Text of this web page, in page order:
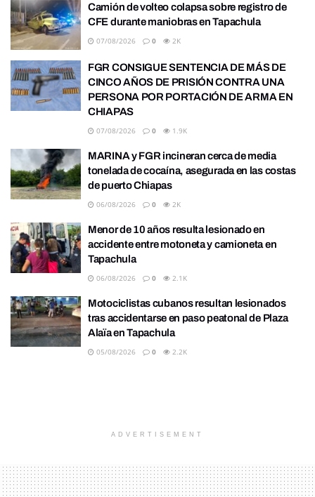
Camión de volteo colapsa sobre registro de
CFE durante maniobras en Tapachula
07/08/2026 0 2K
FGR CONSIGUE SENTENCIA DE MÁS DE
CINCO AÑOS DE PRISIÓN CONTRA UNA
PERSONA POR PORTACIÓN DE ARMA EN
CHIAPAS
07/08/2026 0 1.9K
MARINA y FGR incineran cerca de media
tonelada de cocaína, asegurada en las costas
de puerto Chiapas
06/08/2026 0 2K
Menor de 10 años resulta lesionado en
accidente entre motoneta y camioneta en
Tapachula
06/08/2026 0 2.1K
Motociclistas cubanos resultan lesionados
tras accidentarse en paso peatonal de Plaza
Alaïa en Tapachula
05/08/2026 0 2.2K
ADVERTISEMENT